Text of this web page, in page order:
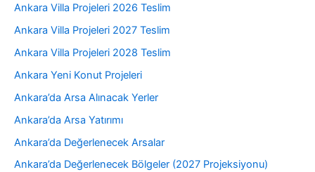
Ankara Villa Projeleri 2026 Teslim
Ankara Villa Projeleri 2027 Teslim
Ankara Villa Projeleri 2028 Teslim
Ankara Yeni Konut Projeleri
Ankara’da Arsa Alınacak Yerler
Ankara’da Arsa Yatırımı
Ankara’da Değerlenecek Arsalar
Ankara’da Değerlenecek Bölgeler (2027 Projeksiyonu)